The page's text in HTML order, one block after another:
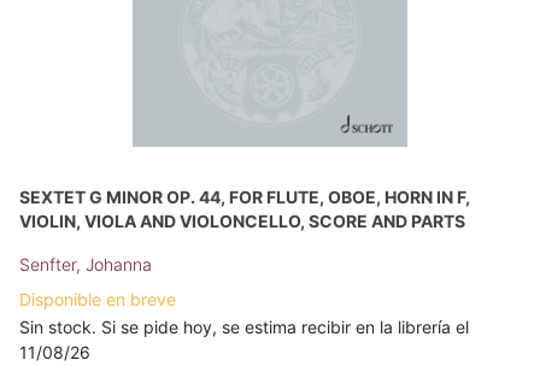
SEXTET G MINOR OP. 44, FOR FLUTE, OBOE, HORN IN F,
VIOLIN, VIOLA AND VIOLONCELLO, SCORE AND PARTS
Senfter, Johanna
Disponible en breve
Sin stock. Si se pide hoy, se estima recibir en la librería el
11/08/26